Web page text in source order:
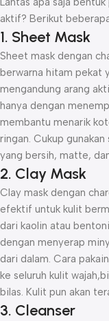
aktif? Berikut
1. Sheet Mask
Sheet mask dengan
berwarna hitam pekat
mengandung arang
hanya dengan
membantu menarik
ringan. Cukup
yang bersih, matte,
2. Clay Mask
Clay mask dengan
efektif untuk kulit
dari kaolin atau
dengan menyerap
dari dalam. Cara
ke seluruh kulit
bilas. Kulit pun akan
3. Cleanser